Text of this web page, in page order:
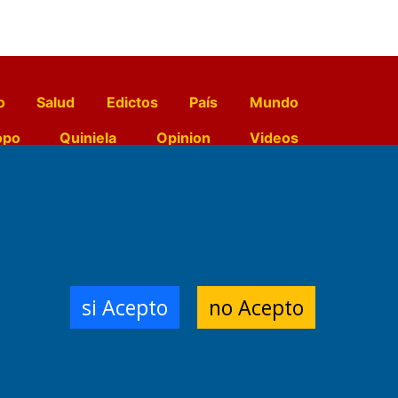
Salud Edictos País
Mundo
Quiniela Opinion
Videos
Impresora:
si Acepto no Acepto